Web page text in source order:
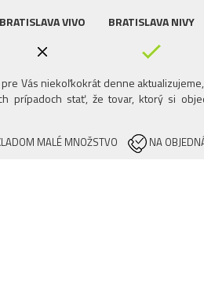
BRATISLAVA VIVO BRATISLAVA NIVY
Vás niekoľkokrát denne
prípadoch stať, že tovar, ktorý si
MALÉ MNOŽSTVO NA